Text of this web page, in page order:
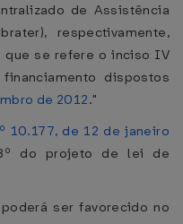
de Assistência
respectivamente,
que se refere o inciso IV
dispostos
de 2012."
10.177, de 12 de janeiro
do projeto de lei de
ser favorecido no